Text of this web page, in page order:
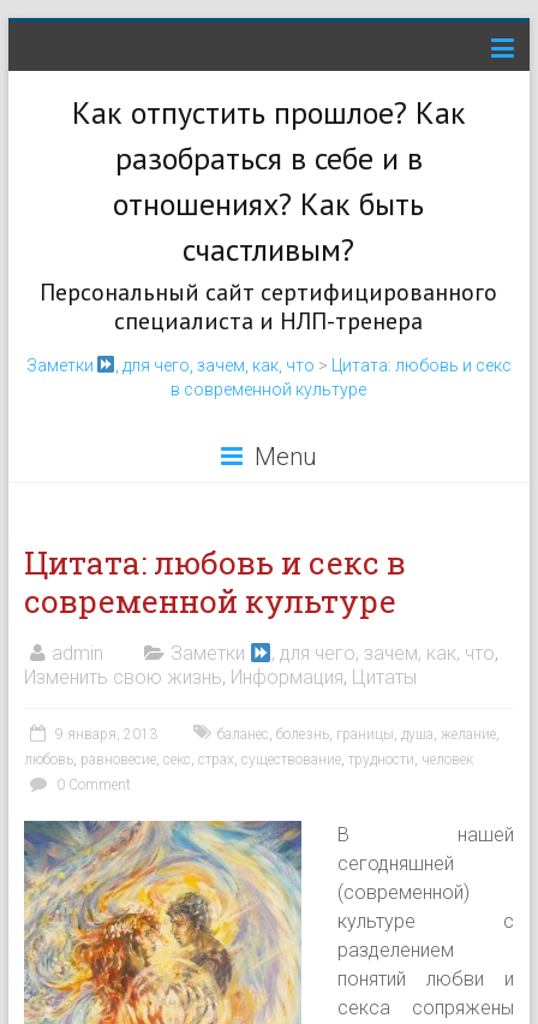
Как отпустить прошлое? Как
разобраться в себе и в
отношениях? Как быть
счастливым?
Персональный сайт сертифицированного
специалиста и НЛП-тренера
Заметки , для чего, зачем, как, что >
Цитата: любовь и секс
в современной культуре
Menu
Цитата: любовь и секс в
современной культуре
admin Заметки , для чего, зачем, как, что,
Изменить свою жизнь, Информация, Цитаты
9 января, 2013 баланес, болезнь, границы, душа, желание,
любовь, равновесие, секс, страх, существование, трудности, человек
0 Comment
В нашей
сегодняшней
(современной)
культуре с
разделением
понятий любви и
секса сопряжены